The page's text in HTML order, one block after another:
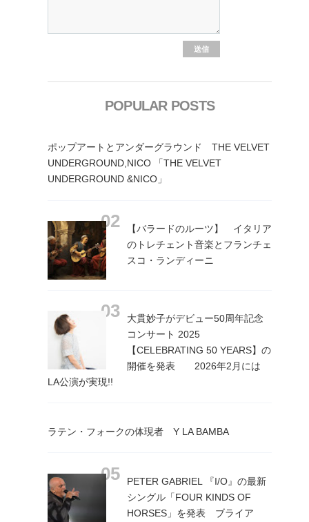
POPULAR POSTS
ポップアートとアンダーグラウンド THE VELVET
UNDERGROUND,NICO 「THE VELVET
UNDERGROUND &NICO」
【バラードのルーツ】 イタリア
のトレチェント音楽とフランチェ
スコ・ランディーニ
大貫妙子がデビュー50周年記念
コンサート 2025
【CELEBRATING 50 YEARS】の
開催を発表 2026年2月には
LA公演が実現!!
ラテン・フォークの体現者 Y LA BAMBA
PETER GABRIEL 『I/O』の最新
シングル「FOUR KINDS OF
HORSES」を発表 ブライア